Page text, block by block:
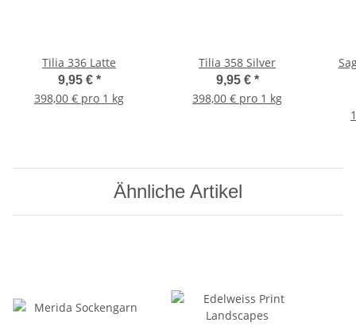
Tilia 336 Latte
9,95 € *
398,00 € pro 1 kg
Tilia 358 Silver
9,95 € *
398,00 € pro 1 kg
Ähnliche Artikel